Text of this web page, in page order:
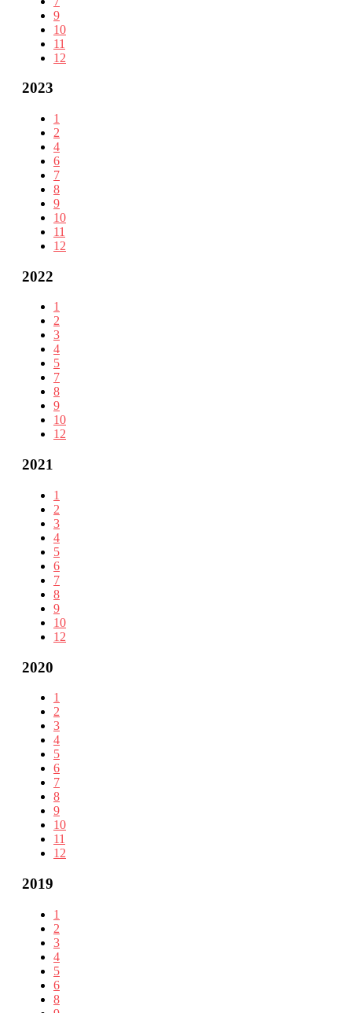
9
10
11
12
2023
1
2
4
6
7
8
9
10
11
12
2022
1
2
3
4
5
7
8
9
10
12
2021
1
2
3
4
5
6
7
8
9
10
12
2020
1
2
3
4
5
6
7
8
9
10
11
12
2019
1
2
3
4
5
6
8